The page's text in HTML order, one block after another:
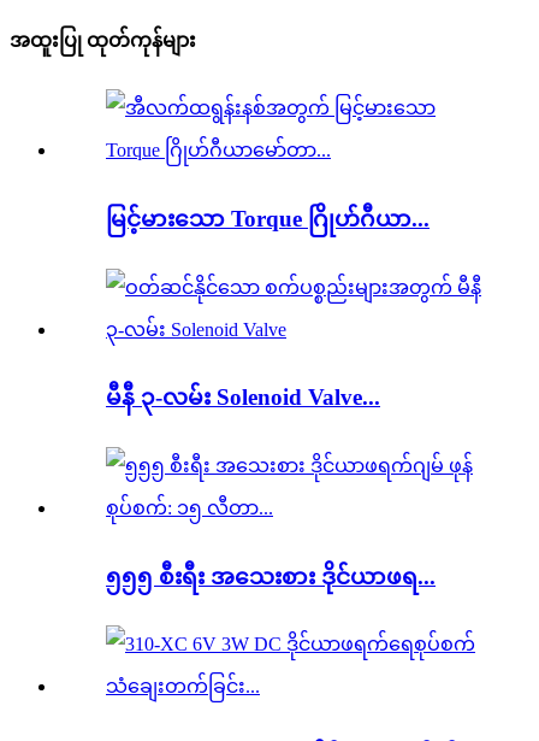
အထူးပြု ထုတ်ကုန်များ
မြင့်မားသော Torque ဂြိုဟ်ဂီယာ...
မီနီ ၃-လမ်း Solenoid Valve...
၅၅၅ စီးရီး အသေးစား ဒိုင်ယာဖရ...